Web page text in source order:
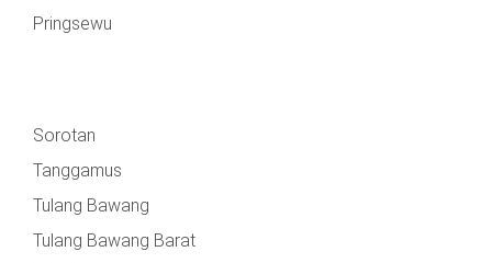
Pringsewu
Sorotan
Tanggamus
Tulang Bawang
Tulang Bawang Barat